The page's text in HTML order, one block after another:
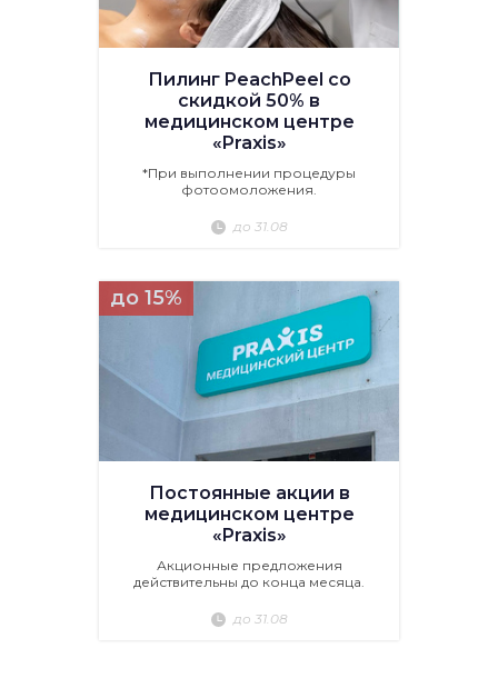
Пилинг PeachPeel со
скидкой 50% в
медицинском центре
«Praxis»
*При выполнении процедуры
фотоомоложения.
до 31.08
до 15%
Постоянные акции в
медицинском центре
«Praxis»
Акционные предложения
действительны до конца месяца.
до 31.08